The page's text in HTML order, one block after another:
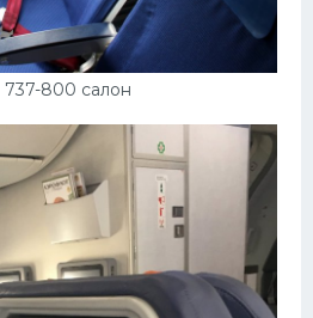
737-800 салон